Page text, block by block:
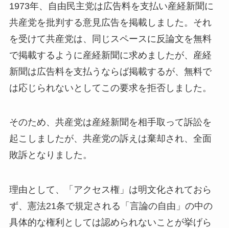
1973年、自由民主党は広告料を支払い産経新聞に
共産党を批判する意見広告を掲載しました。それ
を受けて共産党は、同じスペースに反論文を無料
で掲載するように産経新聞に求めましたが、産経
新聞は広告料を支払うならば掲載するが、無料で
は応じられないとしてこの要求を拒否しました。
そのため、共産党は産経新聞を相手取って訴訟を
起こしましたが、共産党の訴えは棄却され、全面
敗訴となりました。
理由として、「アクセス権」は明文化されておら
ず、憲法21条で規定される「言論の自由」の中の
具体的な権利としては認められないことが挙げら